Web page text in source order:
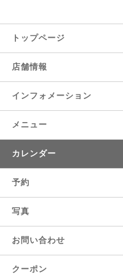
トップページ
店舗情報
インフォメーション
メニュー
カレンダー
予約
写真
お問い合わせ
クーポン